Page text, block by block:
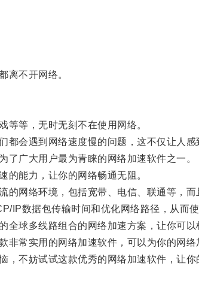
不开网络。
等，无时无刻不在使用网络。
会遇到网络速度慢的问题，这不仅让人感
广大用户最为青睐的网络加速软件之一。
能力，让你的网络畅通无阻。
网络环境，包括宽带、电信、联通等，而
数据包传输时间和优化网络路径，从而使
球多线路组合的网络加速方案，让你可以
常实用的网络加速软件，可以为你的网络
不妨试试这款优秀的网络加速软件，让你